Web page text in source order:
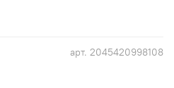
арт. 2045420998108